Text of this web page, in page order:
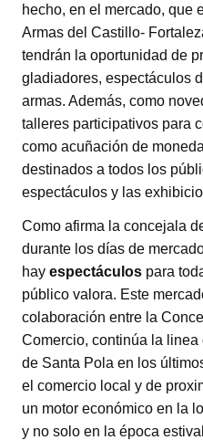
hecho, en el mercado, que
Armas del Castillo-
tendrán la oportunidad de
gladiadores, espectáculos
armas. Además, como
talleres participativos para
como acuñación de
destinados a todos los
espectáculos y las
Como afirma la concejala
durante los días de
hay espectáculos para
público valora. Este
colaboración entre la
Comercio, continúa la
de Santa Pola en los
el comercio local y de
un motor económico en la
y no solo en la época